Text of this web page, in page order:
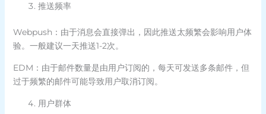
推送频率
Webpush：由于消息会直接弹出，因此推送太频繁会影响用户体
验。一般建议一天推送1-2次。
EDM：由于邮件数量是由用户订阅的，每天可发送多条邮件，但
过于频繁的邮件可能导致用户取消订阅。
用户群体